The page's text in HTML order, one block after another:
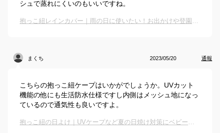
シュで蒸れにくいのもいいですね。
抱っこ紐レインカバー｜雨の日に使いたい！お出かけや登園にも便利なカバーのおすすめは？
まくち 2023/05/20 通報
こちらの抱っこ紐ケープはいかがでしょうか。UVカット
機能の他にも生活防水仕様ですし内側はメッシュ地になっ
ているので通気性も良いですよ。
抱っこ紐の日よけ｜UVケープなど夏の日焼け対策にベビー用カバーのおすすめは？